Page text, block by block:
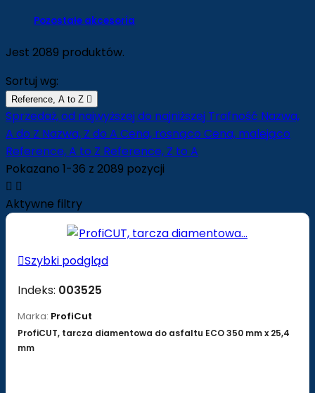
Pozostałe akcesoria
Jest 2089 produktów.
Sortuj wg:
Reference, A to Z 
Sprzedaż, od najwyższej do najniższej Trafność Nazwa,
A do Z Nazwa, Z do A Cena, rosnąco Cena, malejąco
Reference, A to Z Reference, Z to A
Pokazano 1-36 z 2089 pozycji
 
Aktywne filtry
Szybki podgląd
Indeks: 003525
Marka: ProfiCut
ProfiCUT, tarcza diamentowa do asfaltu ECO 350 mm x 25,4
mm